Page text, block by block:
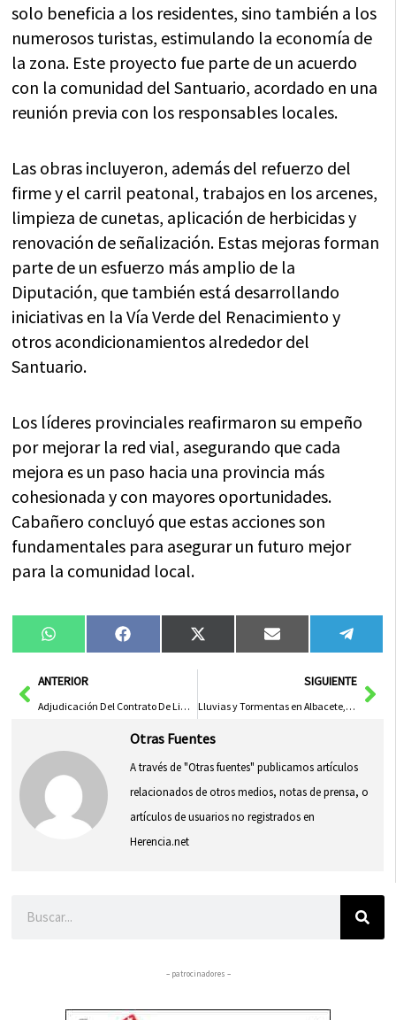
solo beneficia a los residentes, sino también a los
numerosos turistas, estimulando la economía de
la zona. Este proyecto fue parte de un acuerdo
con la comunidad del Santuario, acordado en una
reunión previa con los responsables locales.
Las obras incluyeron, además del refuerzo del
firme y el carril peatonal, trabajos en los arcenes,
limpieza de cunetas, aplicación de herbicidas y
renovación de señalización. Estas mejoras forman
parte de un esfuerzo más amplio de la
Diputación, que también está desarrollando
iniciativas en la Vía Verde del Renacimiento y
otros acondicionamientos alrededor del
Santuario.
Los líderes provinciales reafirmaron su empeño
por mejorar la red vial, asegurando que cada
mejora es un paso hacia una provincia más
cohesionada y con mayores oportunidades.
Cabañero concluyó que estas acciones son
fundamentales para asegurar un futuro mejor
para la comunidad local.
Compartir
en
WhatsAppCompartir
en
FacebookCompartir
en
X
(Twitter)
Compartir
en
Email
en
AntANTERIOR
Adjudicación Del Contrato De Limpieza Viaria En Talavera Aprobada
SIGUIENTE
Lluvias y Tormentas en Albacete, Cuenca y Guadalajara; Tormentas en Ciudad Real y Toledo
Otras Fuentes
A través de "Otras fuentes" publicamos artículos
relacionados de otros medios, notas de prensa, o
artículos de usuarios no registrados en
Herencia.net
– patrocinadores –